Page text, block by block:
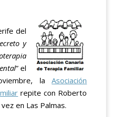
del
y
” el
laAsociación
repite con Roberto
en Las Palmas.